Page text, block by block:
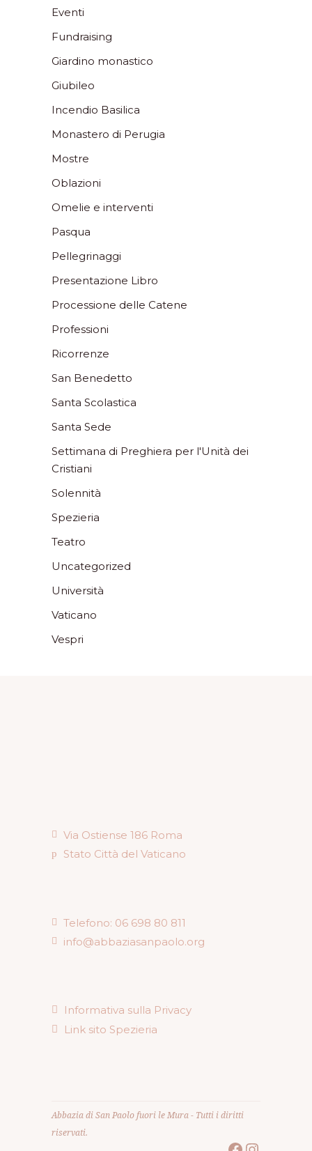
Eventi
Fundraising
Giardino monastico
Giubileo
Incendio Basilica
Monastero di Perugia
Mostre
Oblazioni
Omelie e interventi
Pasqua
Pellegrinaggi
Presentazione Libro
Processione delle Catene
Professioni
Ricorrenze
San Benedetto
Santa Scolastica
Santa Sede
Settimana di Preghiera per l'Unità dei
Cristiani
Solennità
Spezieria
Teatro
Uncategorized
Università
Vaticano
Vespri
Via Ostiense 186 Roma
Stato Città del Vaticano
Telefono: 06 698 80 811
info@abbaziasanpaolo.org
Informativa sulla Privacy
Link sito Spezieria
Abbazia di San Paolo fuori le Mura - Tutti i diritti
riservati.